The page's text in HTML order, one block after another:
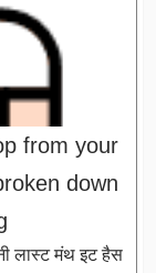
from your
down
लास्ट मंथ इट हैस